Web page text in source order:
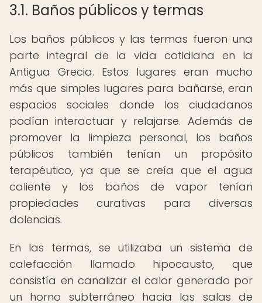
3.1. Baños públicos y termas
Los baños públicos y las termas fueron una
parte integral de la vida cotidiana en la
Antigua Grecia. Estos lugares eran mucho
más que simples lugares para bañarse, eran
espacios sociales donde los ciudadanos
podían interactuar y relajarse. Además de
promover la limpieza personal, los baños
públicos también tenían un propósito
terapéutico, ya que se creía que el agua
caliente y los baños de vapor tenían
propiedades curativas para diversas
dolencias.
En las termas, se utilizaba un sistema de
calefacción llamado hipocausto, que
consistía en canalizar el calor generado por
un horno subterráneo hacia las salas de